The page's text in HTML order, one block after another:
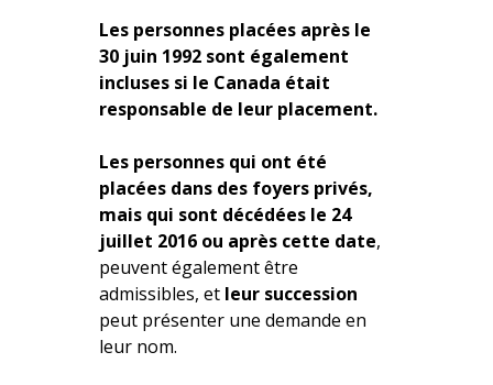
Les personnes placées après le
30 juin 1992 sont également
incluses si le Canada était
responsable de leur placement.
Les personnes qui ont été
placées dans des foyers privés,
mais qui sont décédées le 24
juillet 2016 ou après cette date,
peuvent également être
admissibles, et leur succession
peut présenter une demande en
leur nom.